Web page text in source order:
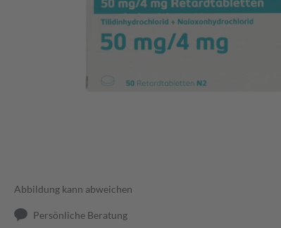
Abbildung kann abweichen
Persönliche Beratung